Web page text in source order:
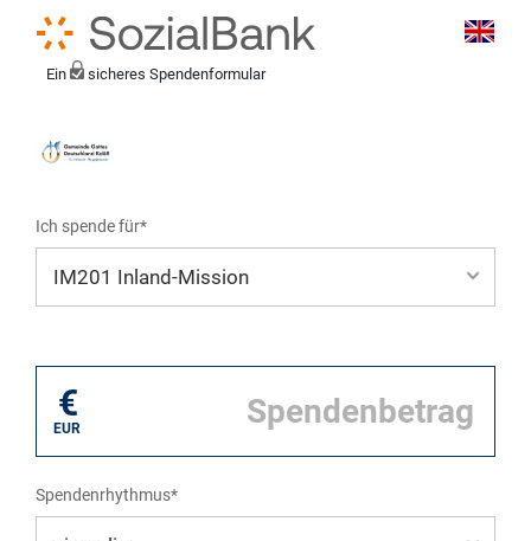
Ein sicheres Spendenformular
Ich spende für*
€
EUR
Spendenrhythmus*